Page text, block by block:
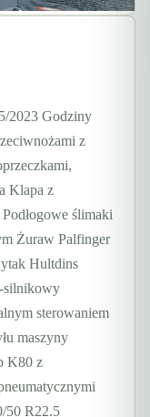
2023 Godziny
z
Klapa z
ślimaki
Żuraw Palfinger
Hultdins
silnikowy
sterowaniem
maszyny
K80 z
50 R22.5